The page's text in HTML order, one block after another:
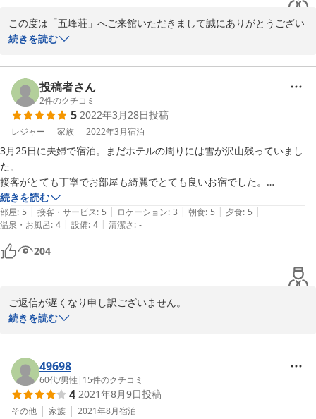
この度は「五峰荘」へご来館いただきまして誠にありがとうござい
ます。
ざいます。
お布団やお洗濯物の件では大変失礼いたしました。
早速スタッフに指導いたしました。
今後気を付けて参ります。
またの機会に是非お帰りをお待ち申し上げております。
2022-06-27
続きを読む
投稿者さん
2件のクチコミ
5 2022年3月28日投稿
レジャー 家族 2022年3月宿泊
3月25日に夫婦で宿泊。まだホテルの周りには雪が沢山残っていまし
た。
接客がとても丁寧でお部屋も綺麗でとても良いお宿でした。
食事も夜も朝も女性の私には丁度良い量でとても美味しかったです。夫
は夕食のカマに大興奮でとても気に入っていました。朝食の温泉卵は美
味しすぎて朝食時に注文！わさび漬け？がとても美味しかったのですが
教えてもらうのを忘れてしまいました…
温泉はかじかの湯以外は熱すぎて入れずでしたがほぼ貸し切りだったの
残念だったのがお部屋の洗面所には泡で出るハンドソープだったのにお
風呂場やお部屋以外のお手洗いでは固形石鹸だったのが使いにくかった
のと売店の売ってるものが少なかった事が残念でした。
続きを読む
部屋: 5 | 接客・サービス: 5 | ロケーション: 3 | 朝食: 5 | 夕食: 5 |
温泉・お風呂: 4 | 設備: 4 | 清潔さ: -
204
ご返信が遅くなり申し訳ございません。
「五峰荘」へご来館いただきまして誠にありがとうございます。
たしまして誠にありがとうございます。
わさび漬けは緑がかったプチプチと食感のあるのはシシャモの卵の
わさび漬けでございます。
温泉の温度が高すぎたとのこと。申し訳ございません。源泉温度が
高く、外気温によって温度調整しておりまして、湯量が多く出てし
続きを読む
49698
60代/男性 | 15件のクチコミ
4 2021年8月9日投稿
その他 家族 2021年8月宿泊